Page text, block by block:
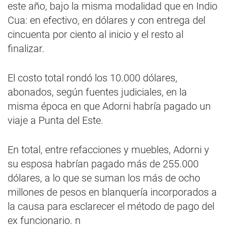
este año, bajo la misma modalidad que en Indio
Cua: en efectivo, en dólares y con entrega del
cincuenta por ciento al inicio y el resto al
finalizar.
El costo total rondó los 10.000 dólares,
abonados, según fuentes judiciales, en la
misma época en que Adorni habría pagado un
viaje a Punta del Este.
En total, entre refacciones y muebles, Adorni y
su esposa habrían pagado más de 255.000
dólares, a lo que se suman los más de ocho
millones de pesos en blanquería incorporados a
la causa para esclarecer el método de pago del
ex funcionario. n